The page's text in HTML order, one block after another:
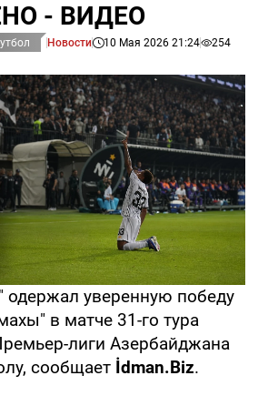
- ВИДЕО
Новости 10 Мая 2026 21:24 254
одержал уверенную победу
в матче 31-го тура
лиги Азербайджана
сообщает İdman.Biz.